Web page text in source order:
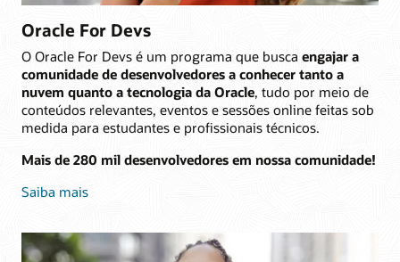
Oracle For Devs
O Oracle For Devs é um programa que busca engajar a
comunidade de desenvolvedores a conhecer tanto a
nuvem quanto a tecnologia da Oracle, tudo por meio de
conteúdos relevantes, eventos e sessões online feitas sob
medida para estudantes e profissionais técnicos.
Mais de 280 mil desenvolvedores em nossa comunidade!
Saiba mais